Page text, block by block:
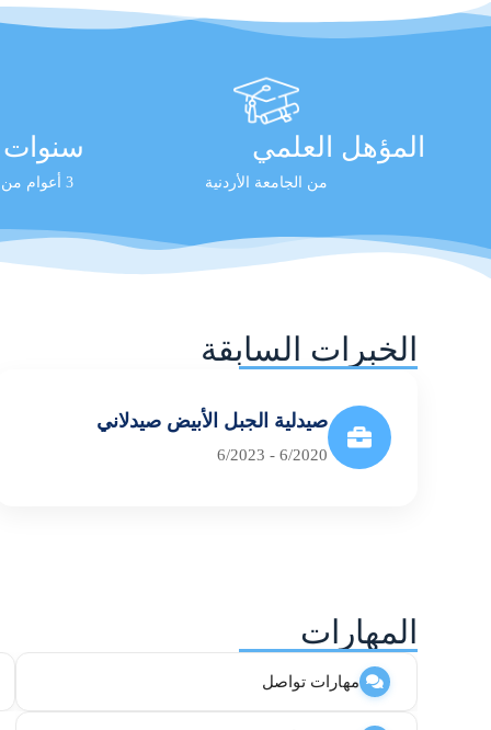
المؤهل العلمي
من الجامعة الأردنية
سنوات
3 أعوام من الخبرة العملية المثبتة
الخبرات السابقة
صيدلية الجبل الأبيض صيدلاني
6/2020 - 6/2023
المهارات
مهارات تواصل